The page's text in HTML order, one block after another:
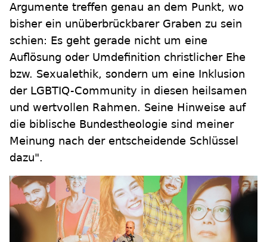
Argumente treffen genau an dem Punkt, wo
bisher ein unüberbrückbarer Graben zu sein
schien: Es geht gerade nicht um eine
Auflösung oder Umdefinition christlicher Ehe
bzw. Sexualethik, sondern um eine Inklusion
der LGBTIQ-Community in diesen heilsamen
und wertvollen Rahmen. Seine Hinweise auf
die biblische Bundestheologie sind meiner
Meinung nach der entscheidende Schlüssel
dazu".